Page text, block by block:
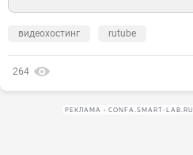
видеохостинг rutube
264
РЕКЛАМА • CONFA.SMART-LAB.RU